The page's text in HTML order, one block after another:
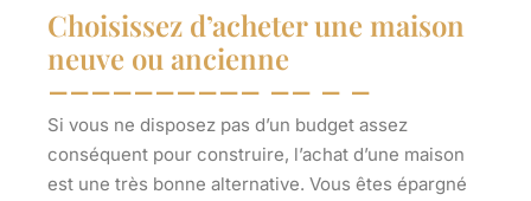
Choisissez d’acheter une maison
neuve ou ancienne
Si vous ne disposez pas d’un budget assez
conséquent pour construire, l’achat d’une maison
est une très bonne alternative. Vous êtes épargné